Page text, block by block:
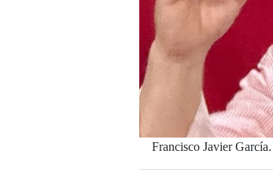
Francisco Javier García.